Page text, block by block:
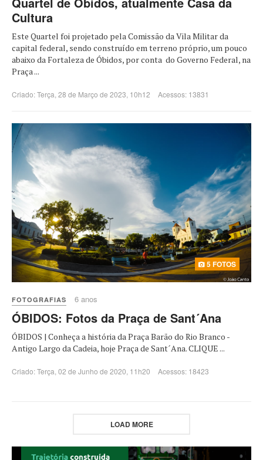
Cultura
Este Quartel foi projetado pela Comissão da Vila Militar da
capital federal, sendo construído em terreno próprio, um pouco
abaixo da Fortaleza de Óbidos, por conta do Governo Federal, na
Praça ...
Criado: Terça, 28 de Março de 2023, 10h12 Acessos: 13831
5 FOTOS
FOTOGRAFIAS 6 anos
ÓBIDOS: Fotos da Praça de Sant´Ana
ÓBIDOS | Conheça a história da Praça Barão do Rio Branco -
Antigo Largo da Cadeia, hoje Praça de Sant´Ana. CLIQUE ...
Criado: Terça, 02 de Junho de 2020, 11h20 Acessos: 18423
LOAD MORE